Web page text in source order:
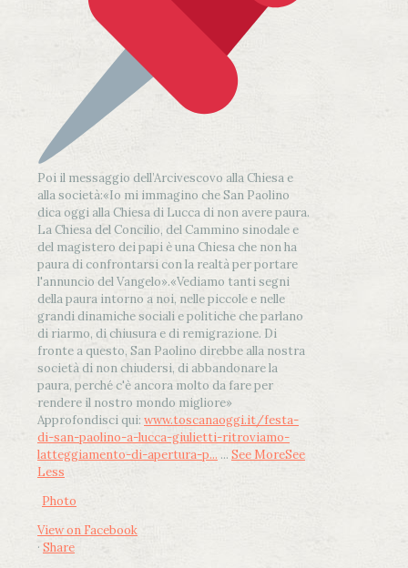
Poi il messaggio dell’Arcivescovo alla Chiesa e
alla società:«Io mi immagino che San Paolino
dica oggi alla Chiesa di Lucca di non avere paura.
La Chiesa del Concilio, del Cammino sinodale e
del magistero dei papi è una Chiesa che non ha
paura di confrontarsi con la realtà per portare
l'annuncio del Vangelo».«Vediamo tanti segni
della paura intorno a noi, nelle piccole e nelle
grandi dinamiche sociali e politiche che parlano
di riarmo, di chiusura e di remigrazione. Di
fronte a questo, San Paolino direbbe alla nostra
società di non chiudersi, di abbandonare la
paura, perché c'è ancora molto da fare per
rendere il nostro mondo migliore»
Approfondisci qui: www.toscanaoggi.it/festa-
di-san-paolino-a-lucca-giulietti-ritroviamo-
latteggiamento-di-apertura-p... ... See MoreSee
Less
Photo
View on Facebook
· Share